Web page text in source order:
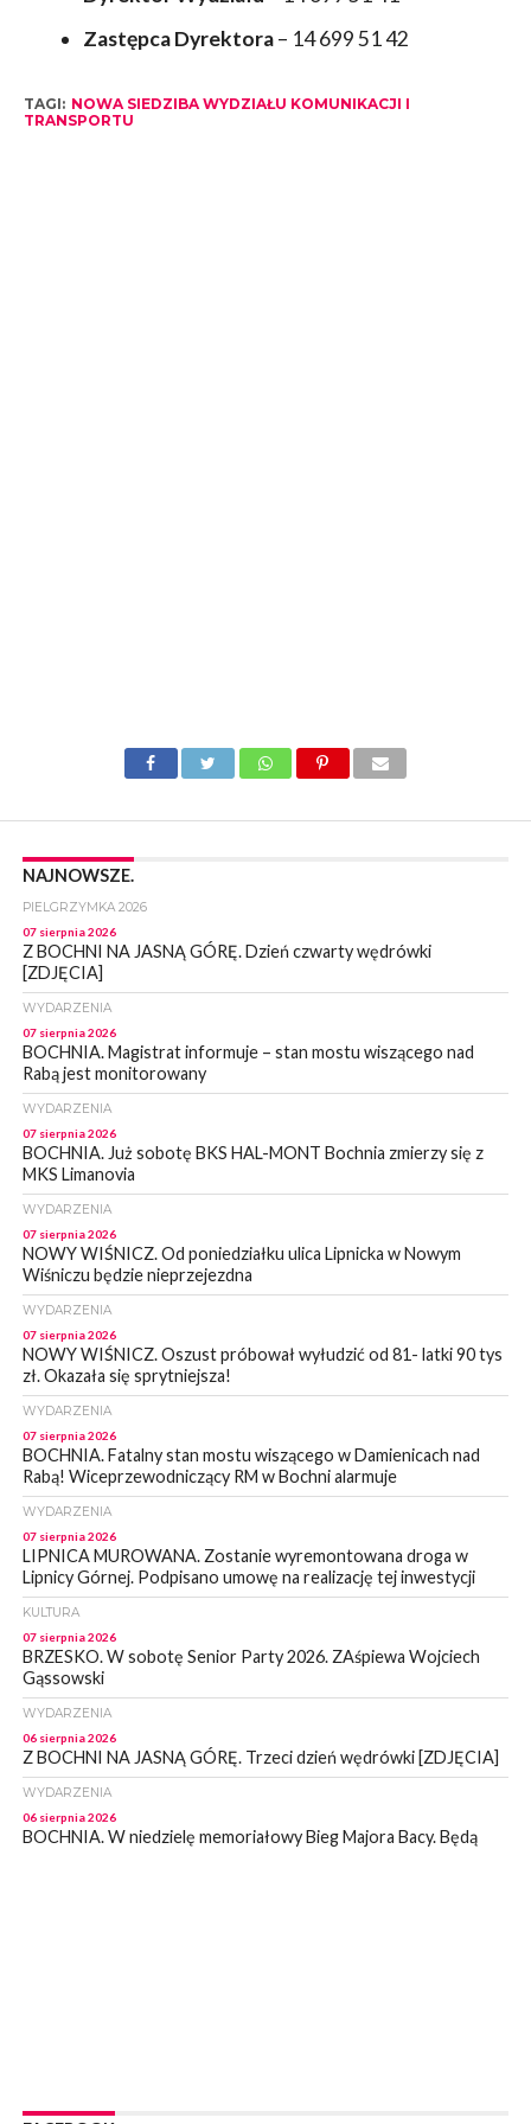
Zastępca Dyrektora– 14 699 51 42
TAGI: NOWA SIEDZIBA WYDZIAŁU KOMUNIKACJI I
TRANSPORTU
NAJNOWSZE.
PIELGRZYMKA 2026
07 sierpnia 2026
Z BOCHNI NA JASNĄ GÓRĘ. Dzień czwarty wędrówki
[ZDJĘCIA]
WYDARZENIA
07 sierpnia 2026
BOCHNIA. Magistrat informuje – stan mostu wiszącego nad
Rabą jest monitorowany
WYDARZENIA
07 sierpnia 2026
BOCHNIA. Już sobotę BKS HAL-MONT Bochnia zmierzy się z
MKS Limanovia
WYDARZENIA
07 sierpnia 2026
NOWY WIŚNICZ. Od poniedziałku ulica Lipnicka w Nowym
Wiśniczu będzie nieprzejezdna
WYDARZENIA
07 sierpnia 2026
NOWY WIŚNICZ. Oszust próbował wyłudzić od 81- latki 90 tys
zł. Okazała się sprytniejsza!
WYDARZENIA
07 sierpnia 2026
BOCHNIA. Fatalny stan mostu wiszącego w Damienicach nad
Rabą! Wiceprzewodniczący RM w Bochni alarmuje
WYDARZENIA
07 sierpnia 2026
LIPNICA MUROWANA. Zostanie wyremontowana droga w
Lipnicy Górnej. Podpisano umowę na realizację tej inwestycji
KULTURA
07 sierpnia 2026
BRZESKO. W sobotę Senior Party 2026. ZAśpiewa Wojciech
Gąssowski
WYDARZENIA
06 sierpnia 2026
Z BOCHNI NA JASNĄ GÓRĘ. Trzeci dzień wędrówki [ZDJĘCIA]
WYDARZENIA
06 sierpnia 2026
BOCHNIA. W niedzielę memoriałowy Bieg Majora Bacy. Będą
06 sierpnia 2026